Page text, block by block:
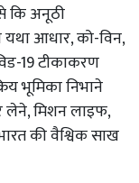
कि अनूठी
आधार, को-विन,
19 टीकाकरण
भूमिका निभाने
लेने, मिशन लाइफ,
की वैश्विक साख